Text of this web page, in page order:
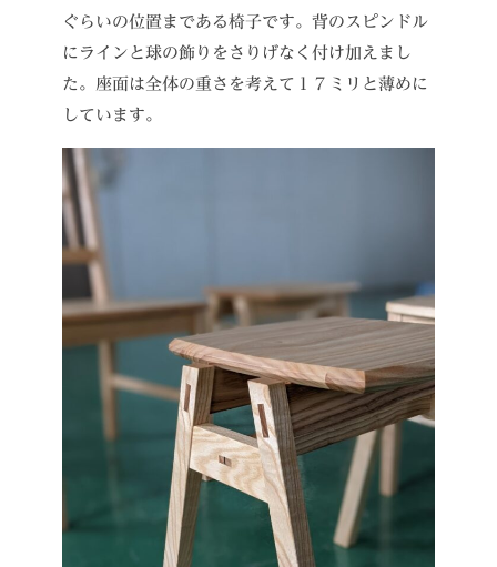
ぐらいの位置まである椅子です。背のスピンドル
にラインと球の飾りをさりげなく付け加えまし
た。座面は全体の重さを考えて１７ミリと薄めに
しています。